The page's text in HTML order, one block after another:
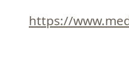
https://